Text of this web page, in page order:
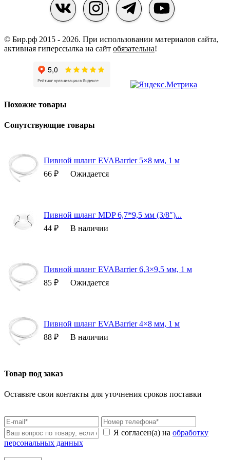
© Бир.рф 2015 - 2026. При использовании материалов сайта,
активная гиперссылка на сайт обязательна!
Похожие товары
Сопутствующие товары
Пивной шланг EVABarrier 5×8 мм, 1 м
66 ₽
Ожидается
Пивной шланг MDP 6,7*9,5 мм (3/8″)...
44 ₽
В наличии
Пивной шланг EVABarrier 6,3×9,5 мм, 1 м
85 ₽
Ожидается
Пивной шланг EVABarrier 4×8 мм, 1 м
88 ₽
В наличии
Товар под заказ
Оставьте свои контакты для уточнения сроков поставки
Я согласен(а) на обработку
персональных данных